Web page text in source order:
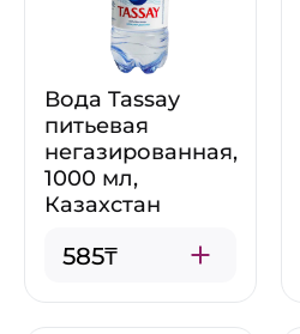
Вода Tassay
питьевая
негазированная,
1000 мл,
Казахстан
585₸